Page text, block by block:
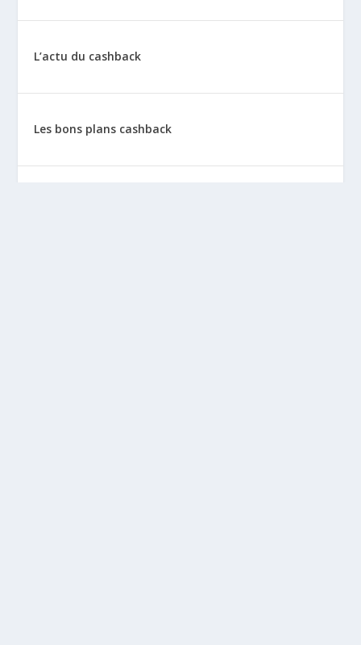
L’actu du cashback
Les bons plans cashback